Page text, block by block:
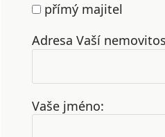
přímý majitel
Adresa Vaší
Vaše jméno: